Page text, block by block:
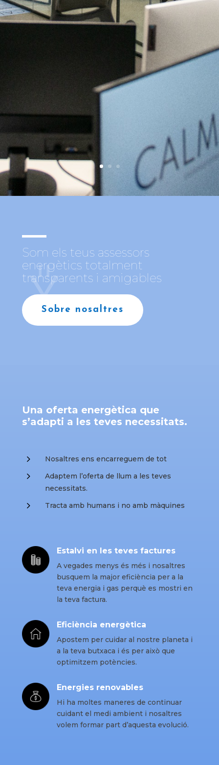
Som els teus assessors
energètics totalment
transparents i amigables
Sobre nosaltres
Una oferta energètica que
s’adapti a les teves necessitats.
5 Nosaltres ens encarreguem de tot
5
Adaptem l’oferta de llum a les teves
necessitats.
5 Tracta amb humans i no amb màquines
Estalvi en les teves factures
A vegades menys és més i nosaltres
busquem la major eficiència per a la
teva energia i gas perquè es mostri en
la teva factura.
Eficiència energètica
Apostem per cuidar al nostre planeta i
a la teva butxaca i és per això que
optimitzem potències.
Energies renovables
Hi ha moltes maneres de continuar
cuidant el medi ambient i nosaltres
volem formar part d’aquesta evolució.